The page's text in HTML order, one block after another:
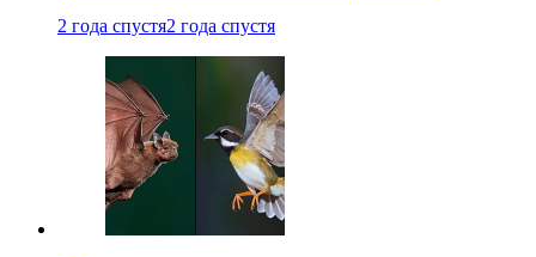
2 года спустя2 года спустя